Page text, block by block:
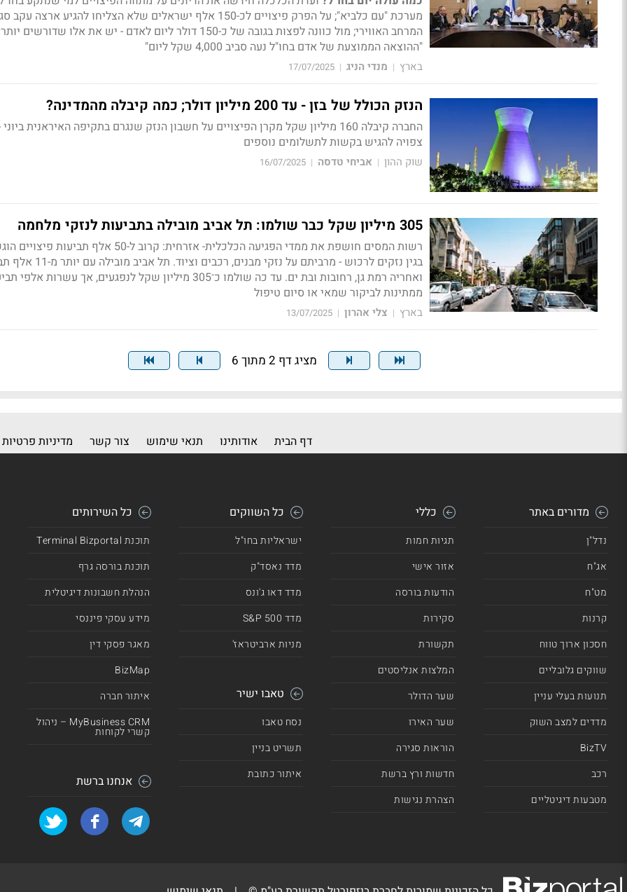
מערכת "עם כלביא"; על הפרק פיצויים לכ-150 אלף ישראלים שלא הצליחו להגיע ארצה
המרחב האווירי; מול כוונה לפצות בגובה של כ-150 דולר ליום לאדם - יש את אלו שדורשים
"ההוצאה הממוצעת של אדם בחו"ל נעה סביב 4,000 שקל ליום"
בארץ | מנדי הניג |
17/07/2025
הנזק הכולל של בזן - עד 200 מיליון דולר; כמה קיבלה מהמדינה?
החברה קיבלה 160 מיליון שקל מקרן הפיצויים על חשבון הנזק שנגרם בתקיפה האיראנית
צפויה להגיש בקשות לתשלומים נוספים
שוק ההון | אביחי טדסה |
16/07/2025
305 מיליון שקל כבר שולמו: תל אביב מובילה בתביעות לנזקי מלחמה
רשות המסים חושפת את ממדי הפגיעה הכלכלית- אזרחית: קרוב ל-50 אלף
בגין נזקים לרכוש - מרביתם על נזקי מבנים,
ואחריה רמת גן, רחובות ובת ים. עד כה שולמו כ־305 מיליון שקל לנפגעים, אך עשרות
ממתינות לביקור שמאי או סיום טיפול
בארץ | צלי אהרון |
13/07/2025
מציג דף 2 מתוך 6
דף הבית אודותינו תנאי שימוש צור קשר מדיניות פרטיות
מדורים באתר
נדל"ן
אג"ח
מט"ח
קרנות
חסכון ארוך טווח
שווקים גלובליים
תנועות בעלי עניין
מדדים למצב השוק
BizTV
רכב
מטבעות דיגיטליים
כללי
תגיות חמות
אזור אישי
הודעות בורסה
סקירות
תקשורת
המלצות אנליסטים
שער הדולר
שער האירו
הוראות סגירה
חדשות ורץ ברשת
הצהרת נגישות
כל השווקים
ישראליות בחו"ל
מדד נאסד"ק
מדד דאו ג'ונס
מדד 500 S&P
מניות ארביטראז'
טאבו ישיר
נסח טאבו
תשריט בניין
איתור כתובת
כל השירותים
תוכנת Terminal Bizportal
תוכנת בורסה גרף
הנהלת חשבונות דיגיטלית
מידע עסקי פיננסי
מאגר פסקי דין
BizMap
איתור חברה
MyBusiness CRM – ניהול
קשרי לקוחות
אנחנו ברשת